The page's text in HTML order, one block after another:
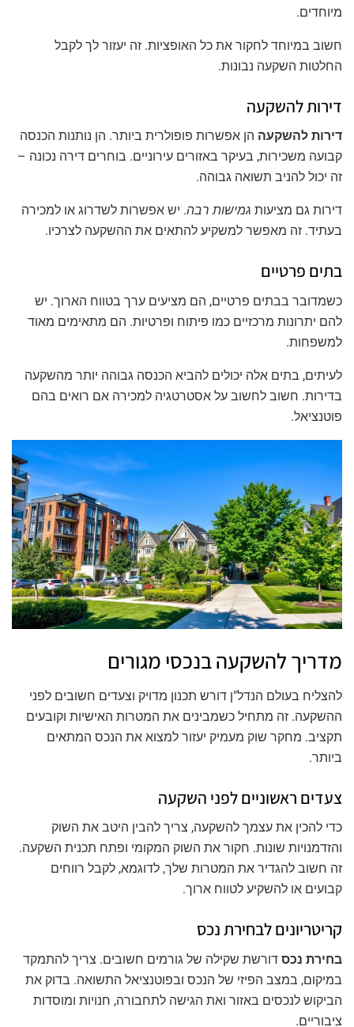
מיוחדים.
חשוב במיוחד לחקור את כל האופציות. זה יעזור לך לקבל
החלטות השקעה נבונות.
דירות להשקעה
דירות להשקעה הן אפשרות פופולרית ביותר. הן נותנות הכנסה
קבועה משכירות, בעיקר באזורים עירוניים. בוחרים דירה נכונה –
זה יכול להניב תשואה גבוהה.
דירות גם מציעות גמישות רבה. יש אפשרות לשדרוג או למכירה
בעתיד. זה מאפשר למשקיע להתאים את ההשקעה לצרכיו.
בתים פרטיים
כשמדובר בבתים פרטיים, הם מציעים ערך בטווח הארוך. יש
להם יתרונות מרכזיים כמו פיתוח ופרטיות. הם מתאימים מאוד
למשפחות.
לעיתים, בתים אלה יכולים להביא הכנסה גבוהה יותר מהשקעה
בדירות. חשוב לחשוב על אסטרטגיה למכירה אם רואים בהם
פוטנציאל.
מדריך להשקעה בנכסי מגורים
להצליח בעולם הנדל"ן דורש תכנון מדויק וצעדים חשובים לפני
ההשקעה. זה מתחיל כשמבינים את המטרות האישיות וקובעים
תקציב. מחקר שוק מעמיק יעזור למצוא את הנכס המתאים
ביותר.
צעדים ראשוניים לפני השקעה
כדי להכין את עצמך להשקעה, צריך להבין היטב את השוק
והזדמנויות שונות. חקור את השוק המקומי ופתח תכנית השקעה.
זה חשוב להגדיר את המטרות שלך, לדוגמא, לקבל רווחים
קבועים או להשקיע לטווח ארוך.
קריטריונים לבחירת נכס
בחירת נכס דורשת שקילה של גורמים חשובים. צריך להתמקד
במיקום, במצב הפיזי של הנכס ובפוטנציאל התשואה. בדוק את
הביקוש לנכסים באזור ואת הגישה לתחבורה, חנויות ומוסדות
ציבוריים.